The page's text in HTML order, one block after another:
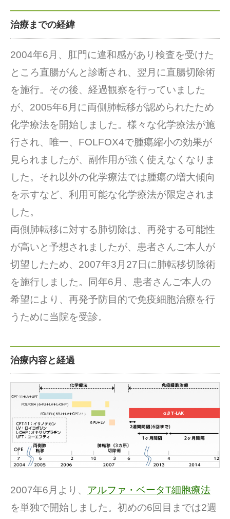
治療までの経緯
2004年6月、肛門に違和感があり検査を受けた
ところ直腸がんと診断され、翌月に直腸切除術
を施行。その後、経過観察を行っていました
が、2005年6月に両側肺転移が認められたため
化学療法を開始しました。様々な化学療法が施
行され、唯一、FOLFOX4で腫瘍縮小の効果が
見られましたが、副作用が強く使えなくなりま
した。それ以外の化学療法では腫瘍の増大傾向
を示すなど、利用可能な化学療法が限定されま
した。
両側肺転移に対する肺切除は、再発する可能性
が高いと予想されましたが、患者さんご本人が
切望したため、2007年3月27日に肺転移切除術
を施行しました。同年6月、患者さんご本人の
希望により、再発予防目的で免疫細胞治療を行
うために当院を受診。
治療内容と経過
2007年6月より、 アルファ・ベータT細胞療法
を単独で開始しました。初めの6回目までは2週